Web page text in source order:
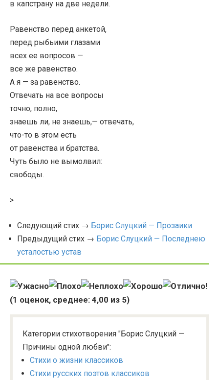
в капстрану на две недели.
Равенство перед анкетой,
перед рыбьими глазами
всех ее вопросов —
все же равенство.
А я — за равенство.
Отвечать на все вопросы
точно, полно,
знаешь ли, не знаешь,— отвечать,
что-то в этом есть
от равенства и братства.
Чуть было не вымолвил:
свободы.
>
Следующий стих → Борис Слуцкий — Прозаики
Предыдущий стих → Борис Слуцкий — Последнею
усталостью устав
(1 оценок, среднее: 4,00 из 5)
Категории стихотворения "Борис Слуцкий —
Причины одной любви":
Стихи о жизни классиков
Стихи русских поэтов классиков